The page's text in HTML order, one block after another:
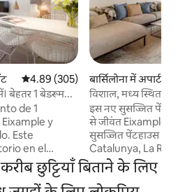
औसत रेटिंग 5 में से 4.89, 305 समीक्षाएँ
4.89 (305)
बेहतर 1 बेडरूम...
de 1
y
en el
un
ideal
बार्सिलोना में अपार्टमेंट
विशाल, मध्य स्थित 2
इस नए सुसज्जित
से जीवंत Eixample
सुसज्जित पेंटहाउस
Catalunya, La
Familia के लिए कई
केवल कुछ कदम दूर,
अपार्टमेंट शहर के
छुट्टियाँ बिताने के लिए